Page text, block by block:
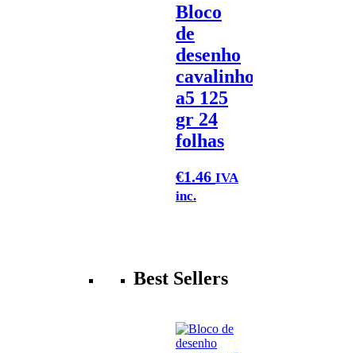
Bloco
de
desenho
cavalinho
a5 125
gr 24
folhas
€1.46 IVA
inc.
Best Sellers